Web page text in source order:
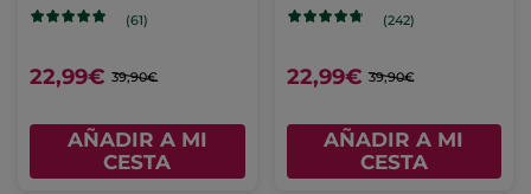
(61)
22,99€ 39,90€
AÑADIR A MI
CESTA
(242)
22,99€ 39,90€
AÑADIR A MI
CESTA